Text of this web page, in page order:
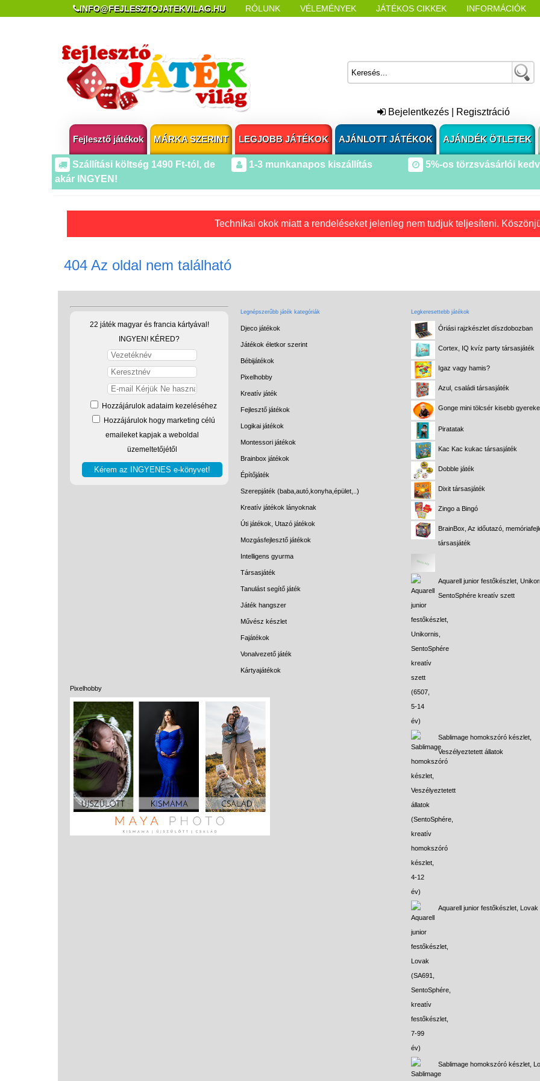
INFO@FEJLESZTOJATEKVILAG.HU RÓLUNK VÉLEMÉNYEK JÁTÉKOS CIKKEK INFORMÁCIÓK
Bejelentkezés Regisztráció
Fejlesztő játékok MÁRKA SZERINT LEGJOBB JÁTÉKOK AJÁNLOTT JÁTÉKOK AJÁNDÉK ÖTLETEK
Szállítási költség 1490 Ft-tól, de
akár INGYEN!
1-3 munkanapos kiszállítás 5%-os törzsvásárlói
Technikai okok miatt a rendeléseket jelenleg nem tudjuk teljesíteni.
404 Az oldal nem található
22 játék magyar és francia kártyával!
INGYEN! KÉRED?
Hozzájárulok adataim kezeléséhez
Hozzájárulok hogy marketing célú
emaileket kapjak a weboldal
üzemeltetőjétől
Pixelhobby
Legnépszerűbb játék kategóriák
Djeco játékok
Játékok életkor szerint
Bébijátékok
Pixelhobby
Kreatív játék
Fejlesztő játékok
Logikai játékok
Montessori játékok
Brainbox játékok
Építőjáték
Szerepjáték (baba,autó,konyha,épület,..)
Kreatív játékok lányoknak
Úti játékok, Utazó játékok
Mozgásfejlesztő játékok
Intelligens gyurma
Társasjáték
Tanulást segítő játék
Játék hangszer
Művész készlet
Fajátékok
Vonalvezető játék
Kártyajátékok
Legkeresettebb játékok
Óriási rajzkészlet díszdobozban
Cortex, IQ kvíz party társasjáték
Igaz vagy hamis?
Azul, családi társasjáték
Gonge mini tölcsér kisebb
Piratatak
Kac Kac kukac társasjáték
Dobble játék
Dixit társasjáték
Zingo a Bingó
BrainBox, Az időutazó,
társasjáték
Aquarell junior festőkészlet,
SentoSphére kreatív szett
Sablimage homokszóró készlet,
Veszélyeztetett állatok
Aquarell junior festőkészlet, Lovak
Sablimage homokszóró készlet,